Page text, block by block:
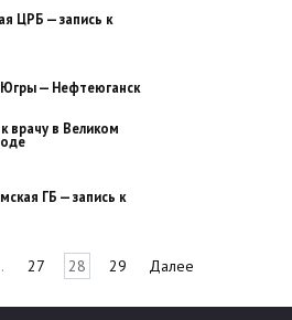
ЦРБ — запись к
Югры — Нефтеюганск
врачу в Великом
ГБ — запись к
27 28 29 Далее